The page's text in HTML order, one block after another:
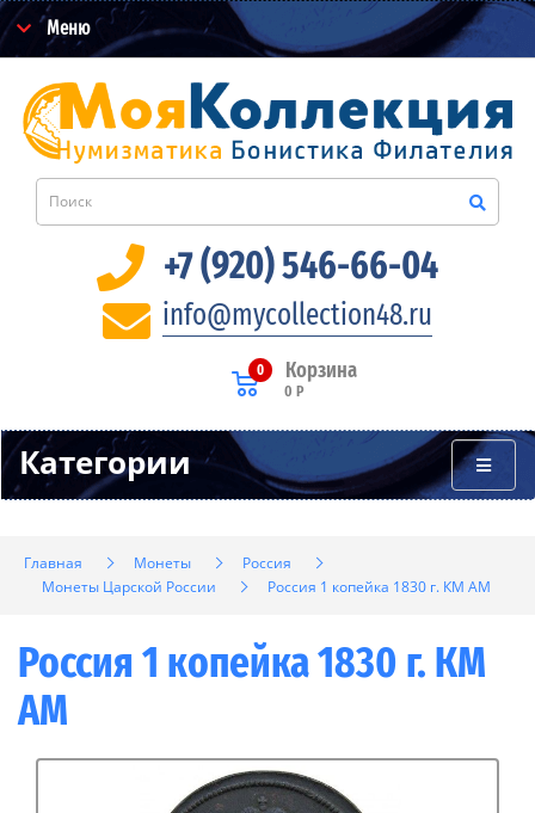
Меню
+7 (920) 546-66-04
info@mycollection48.ru
Корзина
0
0 Р
Категории
Главная Монеты
Россия
Монеты Царской России
Россия 1 копейка 1830 г. КМ АМ
Россия 1 копейка 1830 г. КМ
АМ